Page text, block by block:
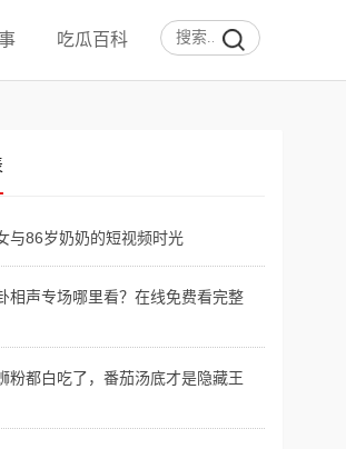
吃瓜百科
与86岁奶奶的短视频时光
相声专场哪里看？在线免费看完整
粉都白吃了，番茄汤底才是隐藏王